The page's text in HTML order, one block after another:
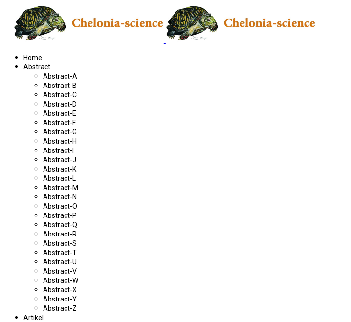
Home
Abstract
Abstract-A
Abstract-B
Abstract-C
Abstract-D
Abstract-E
Abstract-F
Abstract-G
Abstract-H
Abstract-I
Abstract-J
Abstract-K
Abstract-L
Abstract-M
Abstract-N
Abstract-O
Abstract-P
Abstract-Q
Abstract-R
Abstract-S
Abstract-T
Abstract-U
Abstract-V
Abstract-W
Abstract-X
Abstract-Y
Abstract-Z
Artikel